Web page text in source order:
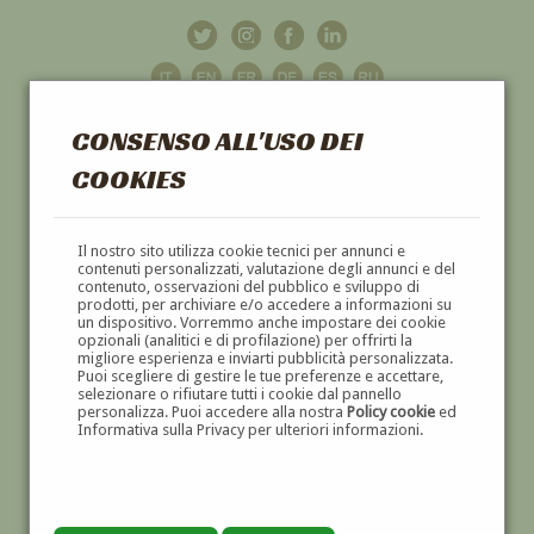
CONSENSO ALL'USO DEI
COOKIES
Il nostro sito utilizza cookie tecnici per annunci e
contenuti personalizzati, valutazione degli annunci e del
contenuto, osservazioni del pubblico e sviluppo di
prodotti, per archiviare e/o accedere a informazioni su
un dispositivo. Vorremmo anche impostare dei cookie
opzionali (analitici e di profilazione) per offrirti la
migliore esperienza e inviarti pubblicità personalizzata.
Puoi scegliere di gestire le tue preferenze e accettare,
selezionare o rifiutare tutti i cookie dal pannello
personalizza. Puoi accedere alla nostra Policy cookieed
Informativa sulla Privacy per ulteriori informazioni.
GALLERIAD'ARTE
DIPINTI E SCULTURE '800 E '900